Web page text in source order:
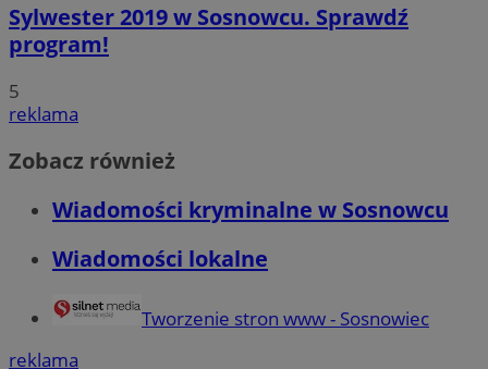
Sylwester 2019 w Sosnowcu. Sprawdź
program!
5
reklama
Zobacz również
Wiadomości kryminalne w Sosnowcu
Wiadomości lokalne
Tworzenie stron www - Sosnowiec
reklama